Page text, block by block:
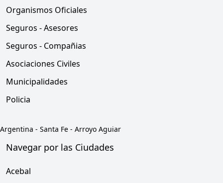
Organismos Oficiales
Seguros - Asesores
Seguros - Compañias
Asociaciones Civiles
Municipalidades
Policia
Argentina - Santa Fe - Arroyo Aguiar
Navegar por las Ciudades
Acebal